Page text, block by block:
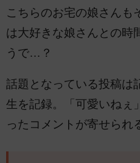
こちらのお宅の娘さんも
は大好きな娘さんとの時
うで…？
話題となっている投稿は
生を記録。「可愛いねぇ
ったコメントが寄せられ